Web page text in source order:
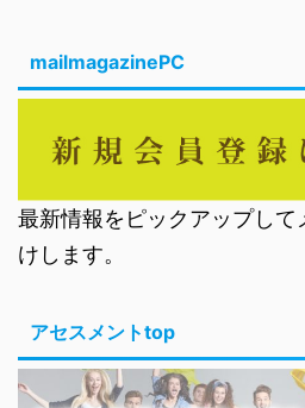
mailmagazinePC
最新情報をピックアップし
けします。
アセスメントtop